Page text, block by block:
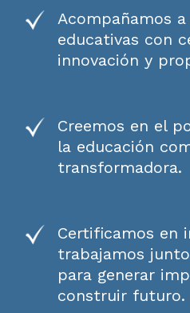
Acompañamos
educativas con
innovación y
Creemos en el
la educación
transformadora.
Certificamos en
trabajamos
para generar
construir futuro.